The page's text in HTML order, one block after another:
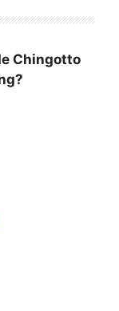
Chingotto